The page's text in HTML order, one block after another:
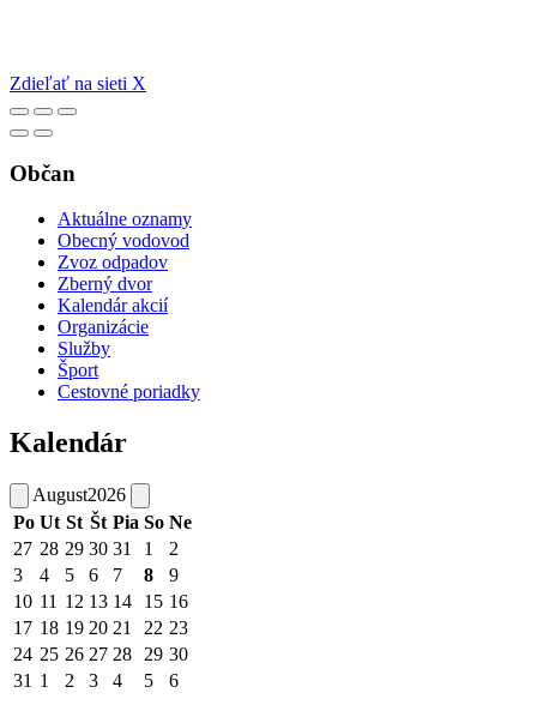
Zdieľať na sieti X
Občan
Aktuálne oznamy
Obecný vodovod
Zvoz odpadov
Zberný dvor
Kalendár akcií
Organizácie
Služby
Šport
Cestovné poriadky
Kalendár
August2026
Po Ut St Št Pia So Ne
27 28 29 30 31 1
2
3
4 5 6 7 8
9
10 11 12 13 14 15 16
17 18 19 20 21 22 23
24 25 26 27 28 29 30
31 1 2 3 4 5 6